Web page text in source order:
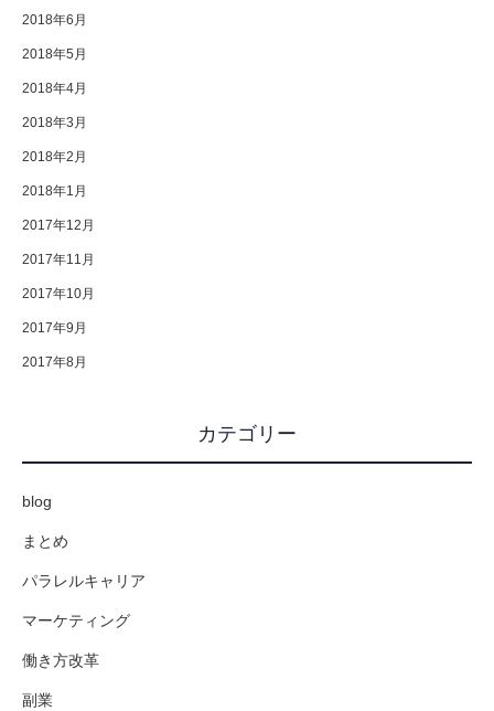
2018年6月
2018年5月
2018年4月
2018年3月
2018年2月
2018年1月
2017年12月
2017年11月
2017年10月
2017年9月
2017年8月
カテゴリー
blog
まとめ
パラレルキャリア
マーケティング
働き方改革
副業